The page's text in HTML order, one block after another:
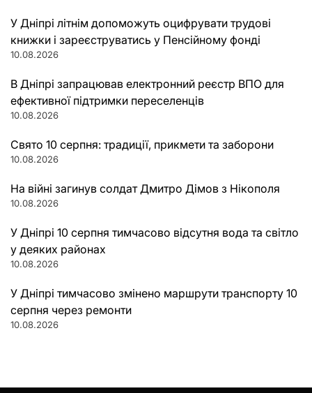
У Дніпрі літнім допоможуть оцифрувати трудові
книжки і зареєструватись у Пенсійному фонді
10.08.2026
В Дніпрі запрацював електронний реєстр ВПО для
ефективної підтримки переселенців
10.08.2026
Свято 10 серпня: традиції, прикмети та заборони
10.08.2026
На війні загинув солдат Дмитро Дімов з Нікополя
10.08.2026
У Дніпрі 10 серпня тимчасово відсутня вода та світло
у деяких районах
10.08.2026
У Дніпрі тимчасово змінено маршрути транспорту 10
серпня через ремонти
10.08.2026